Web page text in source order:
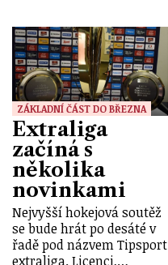
ZÁKLADNÍ ČÁST DO BŘEZNA
Extraliga
začíná s
několika
novinkami
Nejvyšší hokejová soutěž
se bude hrát po desáté v
řadě pod názvem Tipsport
extraliga. Licenci,…